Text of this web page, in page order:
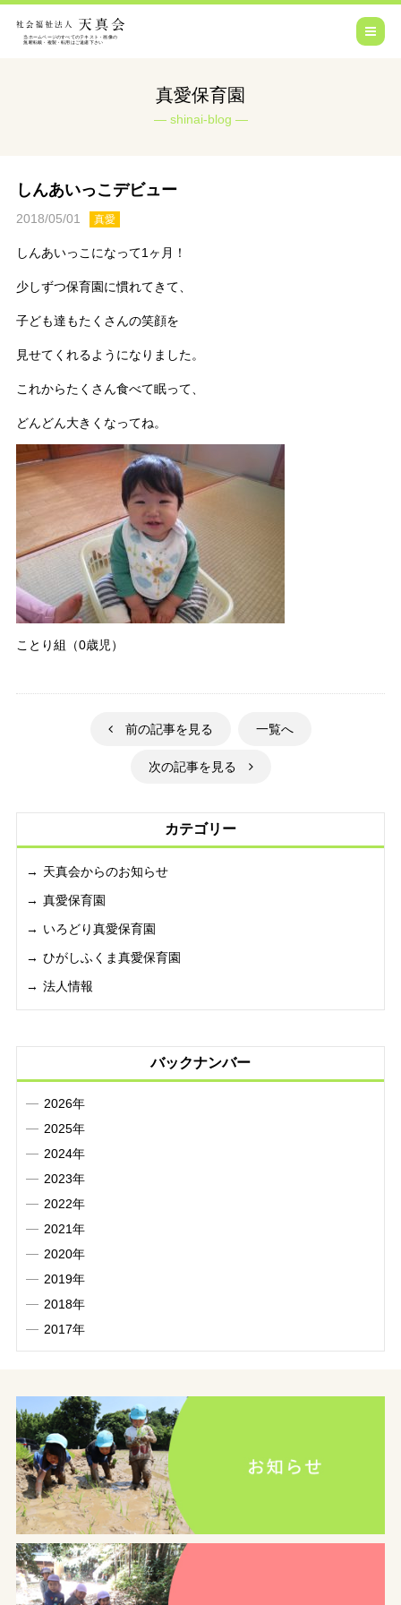
真愛保育園
shinai-blog
しんあいっこデビュー
2018/05/01 真愛
しんあいっこになって1ヶ月！
少しずつ保育園に慣れてきて、
子ども達もたくさんの笑顔を
見せてくれるようになりました。
これからたくさん食べて眠って、
どんどん大きくなってね。
ことり組（0歳児）
前の記事を見る 一覧へ
次の記事を見る
カテゴリー
天真会からのお知らせ
真愛保育園
いろどり真愛保育園
ひがしふくま真愛保育園
法人情報
バックナンバー
2026年
2025年
2024年
2023年
2022年
2021年
2020年
2019年
2018年
2017年